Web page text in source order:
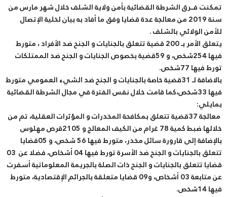
تمكنت فــرق الشرطة القضائية بأمن ولاية الشلف خلال شهر مارس من
سنة 2019 من معالجة عدة قضايا وفق ما أفاد به بيان لخلية الإتصال
للأمن الولائي بالشلف .
يتعلق الأمر بـ 200 قضية تتعلق بالجنايات و الجنح ضد الأفراد ، متورط
فيها 254شخص، و 59قضية بخصوص الجنايات و الجنح ضد الممتلكات
تورط فيها 77شخص.
بالاضافة لـ 31قضية خاصة بالجنايات و الجنح ضد الشيء العمومي متورط
فيها 33شخص،كما قامت خلال نفس الفترة في مجال الشرطة القضائية
بمايلي:
معالجة 37قضية تتعلق بمكافحة المخدرات و المؤثرات العقلية، تم من
خلالها ضبط كمية 78 غرام من الكيف المعالج و 2105قرص مهلوس
بالإضافة إلى قارورة سائل مخدر، متورط فيها 56 شخص، و 05قضايا
تتعلق بالجنايات و الجنح ضد الأسرة تورط فيها 04 أشخاص، فضلا عن 03
قضايا تتعلق بالجنايات و الجنح ذات الصلة بالجريمة المعلوماتية أسفرت
عن متابعة 03 أشخاص، و09 قضايا متعلقة بالجرائم الإقتصادية، متورط
فيها 14شخص.